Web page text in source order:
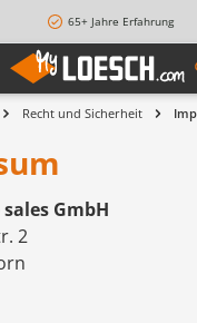
65+ Jahre Erfahrung
Recht und Sicherheit
sales GmbH
2